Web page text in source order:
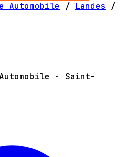
Automobile / Landes
/
· Saint-